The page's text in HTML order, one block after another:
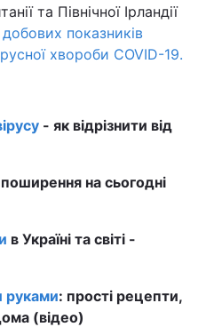
та Північної Ірландії
показників
хвороби COVID-19.
- як відрізнити від
поширення на сьогодні
в Україні та світі -
руками: прості рецепти,
(відео)